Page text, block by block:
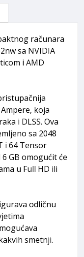
računara
sa NVIDIA
i AMD
koja
i DLSS. Ova
sa 2048
i 64 Tensor
GB omogućit će
u Full HD ili
odličnu
smetnji.